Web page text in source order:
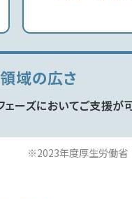
※2023年度厚生労働省